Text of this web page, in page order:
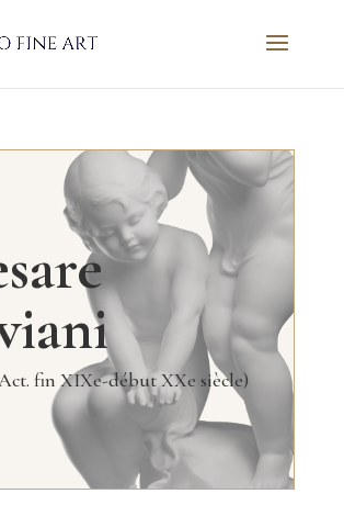
fin XIXe-début XXe siècle)